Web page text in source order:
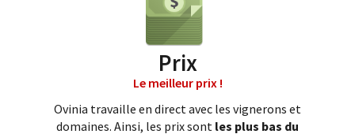
Prix
Le meilleur prix !
Ovinia travaille en direct avec les vignerons et
domaines. Ainsi, les prix sont les plus bas du